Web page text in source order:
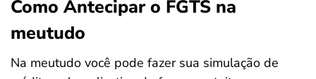
Como Antecipar o FGTS na
meutudo
Na meutudo você pode fazer sua simulação de